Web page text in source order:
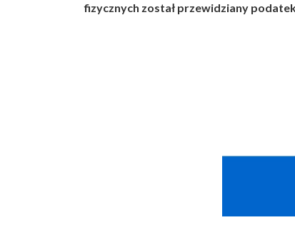
fizycznych został przewidziany